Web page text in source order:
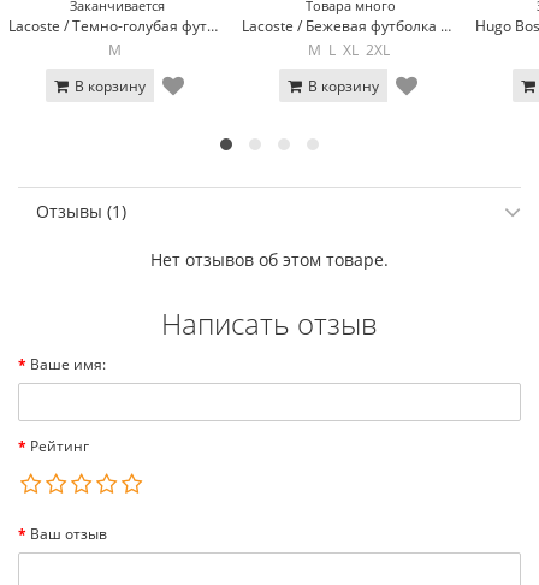
Заканчивается
Lacoste / Темно-голубая футболка поло Lacoste LC2-42
M
В корзину
Товара много
Lacoste / Бежевая футболка поло Lacoste LC2-13
M L XL 2XL
В корзину
Отзывы (1)
Нет отзывов об этом товаре.
Написать отзыв
Ваше имя:
Рейтинг
Ваш отзыв